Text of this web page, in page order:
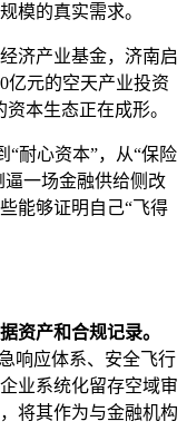
模的真实需求。
济产业基金，济南启
亿元的空天产业投资
本生态正在成形。
“耐心资本”，从“保险
一场金融供给侧改
能够证明自己“飞得
资产和合规记录。
响应体系、安全飞行
业系统化留存空域审
将其作为与金融机构